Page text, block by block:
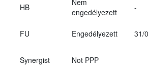
HB
Nem
engedélyezett
-
FU Engedélyezett 31/
Synergist Not PPP